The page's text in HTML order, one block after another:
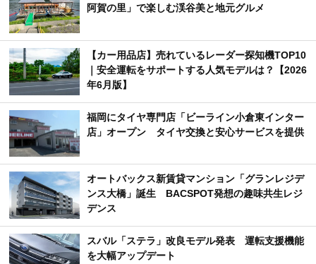
阿賀の里」で楽しむ渓谷美と地元グルメ
【カー用品店】売れているレーダー探知機TOP10
｜安全運転をサポートする人気モデルは？【2026
年6月版】
福岡にタイヤ専門店「ビーライン小倉東インター
店」オープン タイヤ交換と安心サービスを提供
オートバックス新賃貸マンション「グランレジデ
ンス大橋」誕生 BACSPOT発想の趣味共生レジ
デンス
スバル「ステラ」改良モデル発表 運転支援機能
を大幅アップデート